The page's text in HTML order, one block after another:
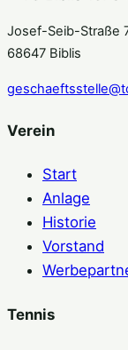
Josef-Seib-Straße
68647 Biblis
Verein
Start
Anlage
Historie
Vorstand
Tennis